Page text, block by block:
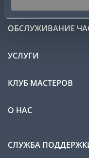
ОБСЛУЖИВАНИЕ
УСЛУГИ
КЛУБ МАСТЕРОВ
О НАС
СЛУЖБА